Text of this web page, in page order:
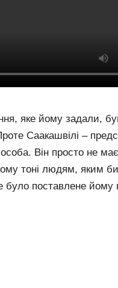
яке йому задали,
Саакашвілі –
Він просто не
тоні людям, яким би
було поставлене йому